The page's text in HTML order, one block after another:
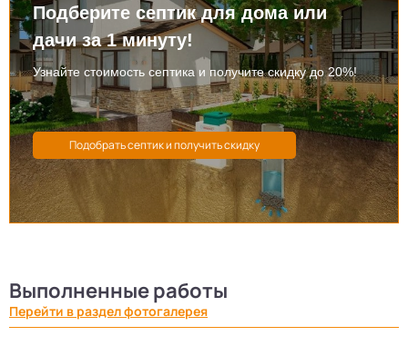
Подберите септик для дома или
дачи за 1 минуту!
Узнайте стоимость септика и получите скидку до 20%!
Выполненные работы
Перейти в раздел фотогалерея